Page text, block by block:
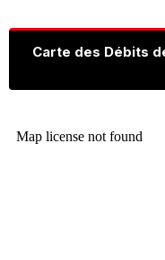
Carte des Débits